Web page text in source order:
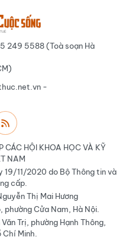
249 5588 (Toà soạn Hà
-
CÁC HỘI KHOA HỌC VÀ KỸ
NAM
11/2020 do Bộ Thông tin và
cấp.
Thị Mai Hương
phường Cửa Nam, Hà Nội.
Trị, phường Hạnh Thông,
Minh.